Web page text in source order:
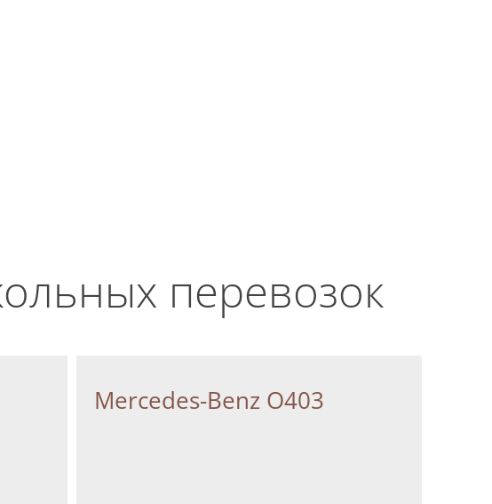
перевозок
Mercedes-Benz О403